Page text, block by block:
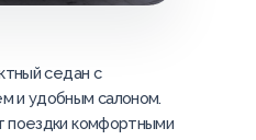
седан с
и удобным салоном.
поездки комфортными